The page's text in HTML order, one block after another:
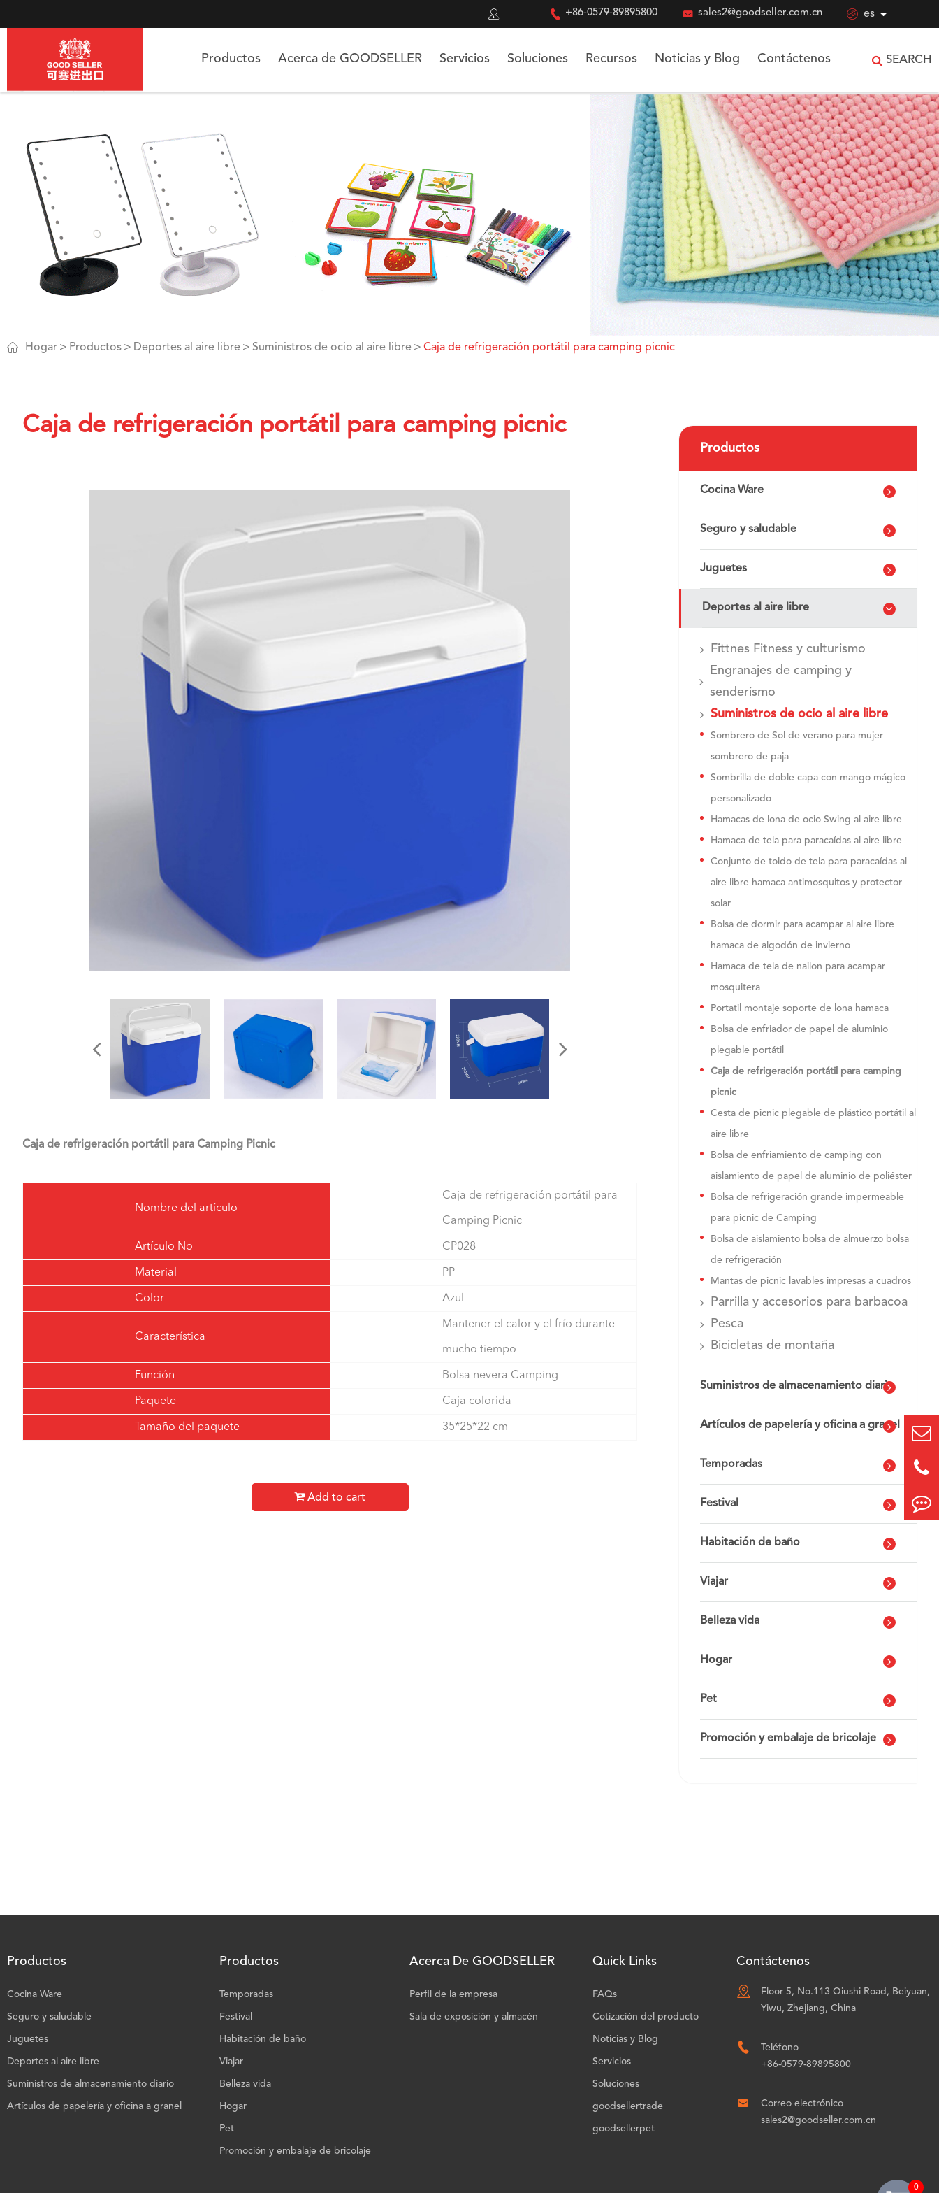
  +86-0579-89895800  sales2@goodseller.com.cn  es
Productos Acerca de GOODSELLER Servicios Soluciones Recursos Noticias y Blog Contáctenos SEARCH
 Hogar Productos Deportes al aire libre Suministros de ocio al aire libre Caja de refrigeración portátil para camping picnic
Caja de refrigeración portátil para camping picnic
Caja de refrigeración portátil para Camping Picnic
Nombre del artículo
Caja de refrigeración portátil para
Camping Picnic
Artículo No CP028
Material PP
Color Azul
Característica
Mantener el calor y el frío durante
mucho tiempo
Función Bolsa nevera Camping
Paquete Caja colorida
Tamaño del paquete 35*25*22 cm
Add to cart
Productos
Cocina Ware
Seguro y saludable
Juguetes
Deportes al aire libre
Fittnes Fitness y culturismo
Engranajes de camping y
senderismo
Suministros de ocio al aire libre
Sombrero de Sol de verano para mujer
sombrero de paja
Sombrilla de doble capa con mango mágico
personalizado
Hamacas de lona de ocio Swing al aire libre
Hamaca de tela para paracaídas al aire libre
Conjunto de toldo de tela para paracaídas al
aire libre hamaca antimosquitos y protector
solar
Bolsa de dormir para acampar al aire libre
hamaca de algodón de invierno
Hamaca de tela de nailon para acampar
mosquitera
Portatil montaje soporte de lona hamaca
Bolsa de enfriador de papel de aluminio
plegable portátil
Caja de refrigeración portátil para camping
picnic
Cesta de picnic plegable de plástico portátil al
aire libre
Bolsa de enfriamiento de camping con
aislamiento de papel de aluminio de poliéster
Bolsa de refrigeración grande impermeable
para picnic de Camping
Bolsa de aislamiento bolsa de almuerzo bolsa
de refrigeración
Mantas de picnic lavables impresas a cuadros
Parrilla y accesorios para barbacoa
Pesca
Bicicletas de montaña
Suministros de almacenamiento diario
Artículos de papelería y oficina a granel
Temporadas
Festival
Habitación de baño
Viajar
Belleza vida
Hogar
Pet
Promoción y embalaje de bricolaje
Productos
Cocina Ware
Seguro y saludable
Juguetes
Deportes al aire libre
Suministros de almacenamiento diario
Artículos de papelería y oficina a granel
Productos
Temporadas
Festival
Habitación de baño
Viajar
Belleza vida
Hogar
Pet
Promoción y embalaje de bricolaje
Acerca De GOODSELLER
Perfil de la empresa
Sala de exposición y almacén
Quick Links
FAQs
Cotización del producto
Noticias y Blog
Servicios
Soluciones
goodsellertrade
goodsellerpet
Contáctenos

Floor 5, No.113 Qiushi Road, Beiyuan,
Yiwu, Zhejiang, China

Teléfono
+86-0579-89895800

Correo electrónico
sales2@goodseller.com.cn
0